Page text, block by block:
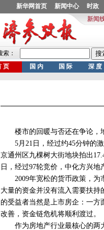
楼市的回暖与否还在争论，地
5月21日，经过约45分钟的激
京通州区九棵树大街地块拍出
日，经过97轮竞价，中化方兴地
2009年宽松的货币政策，为市
大量的资金并没有流入需要扶
的受益者当然是上市房企：一
改善，资金链危机将顺利渡过。
作为房地产行业最核心的两